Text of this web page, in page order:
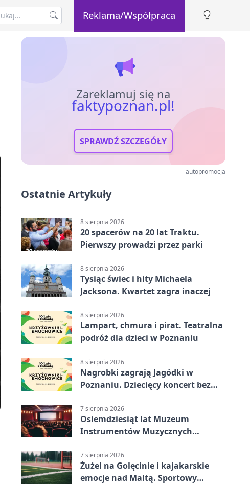
Reklama/Współpraca
Zareklamuj się na
faktypoznan.pl!
SPRAWDŹ SZCZEGÓŁY
autopromocja
Ostatnie Artykuły
8 sierpnia 2026
20 spacerów na 20 lat Traktu.
Pierwszy prowadzi przez parki
8 sierpnia 2026
Tysiąc świec i hity Michaela
Jacksona. Kwartet zagra inaczej
8 sierpnia 2026
Lampart, chmura i pirat. Teatralna
podróż dla dzieci w Poznaniu
8 sierpnia 2026
Nagrobki zagrają Jagódki w
Poznaniu. Dziecięcy koncert bez
7 sierpnia 2026
Osiemdziesiąt lat Muzeum
Instrumentów Muzycznych
7 sierpnia 2026
Żużel na Golęcinie i kajakarskie
emocje nad Maltą. Sportowy